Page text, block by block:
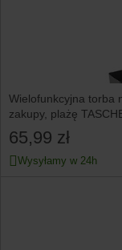
Wielofunkcyjna torba
zakupy, plażę
KOZIOL
65,99 zł
Wysyłamy w 24h